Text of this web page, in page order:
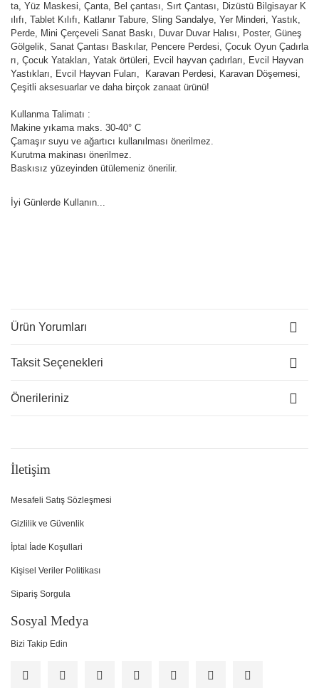
ta, Yüz Maskesi, Çanta, Bel çantası, Sırt Çantası, Dizüstü Bilgisayar K
ılıfı, Tablet Kılıfı, Katlanır Tabure, Sling Sandalye, Yer Minderi, Yastık,
Perde, Mini Çerçeveli Sanat Baskı, Duvar Duvar Halısı, Poster, Güneş
Gölgelik, Sanat Çantası Baskılar, Pencere Perdesi, Çocuk Oyun Çadırla
rı, Çocuk Yatakları, Yatak örtüleri, Evcil hayvan çadırları, Evcil Hayvan
Yastıkları, Evcil Hayvan Fuları, Karavan Perdesi, Karavan Döşemesi,
Çeşitli aksesuarlar ve daha birçok zanaat ürünü!
Kullanma Talimatı :
Makine yıkama maks. 30-40° C
Çamaşır suyu ve ağartıcı kullanılması önerilmez.
Kurutma makinası önerilmez.
Baskısız yüzeyinden ütülemeniz önerilir.
İyi Günlerde Kullanın...
Ürün Yorumları
Taksit Seçenekleri
Önerileriniz
İletişim
Mesafeli Satış Sözleşmesi
Gizlilik ve Güvenlik
İptal İade Koşullari
Kişisel Veriler Politikası
Sipariş Sorgula
Sosyal Medya
Bizi Takip Edin